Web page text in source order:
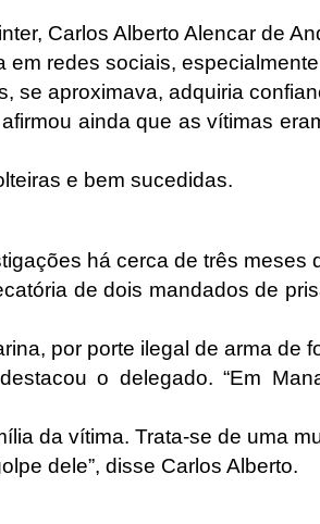
Carlos Alberto Alencar de
em redes sociais,
se aproximava, adquiria
ainda que as vítimas
e bem sucedidas.
há cerca de três meses
de dois mandados de
por porte ilegal de arma de
destacou o delegado. “Em
da vítima. Trata-se de uma
dele”, disse Carlos Alberto.